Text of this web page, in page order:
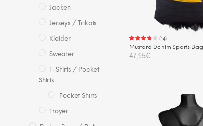
Jacken
Jerseys / Trikots
Kleider
Sweater
T-Shirts / Pocket
Shirts
Pocket Shirts
Troyer
(14)
Mustard Denim Sports Bag
47,95€